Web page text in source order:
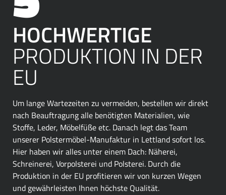
HOCHWERTIGE
PRODUKTION IN DER
EU
Um lange Wartezeiten zu vermeiden, bestellen wir direkt
nach Beauftragung alle benötigten Materialien, wie
Stoffe, Leder, Möbelfüße etc. Danach legt das Team
unserer Polstermöbel-Manufaktur in Lettland sofort los.
Hier haben wir alles unter einem Dach: Näherei,
Schreinerei, Vorpolsterei und Polsterei. Durch die
Produktion in der EU profitieren wir von kurzen Wegen
und gewährleisten Ihnen höchste Qualität.